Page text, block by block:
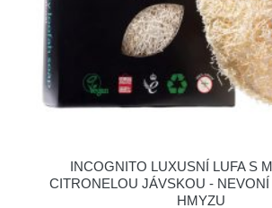
INCOGNITO LUXUSNÍ LUFA S
CITRONELOU JÁVSKOU -
HMYZU